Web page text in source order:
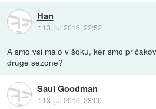
Han
:: 13. jul 2016, 22:52
A smo vsi malo v šoku, ker smo
druge sezone?
Saul Goodman
:: 13. jul 2016, 23:00